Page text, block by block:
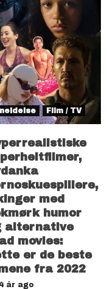
Film / TV
med
humor
alternative
movies:
er de beste
fra 2022
4 år ago